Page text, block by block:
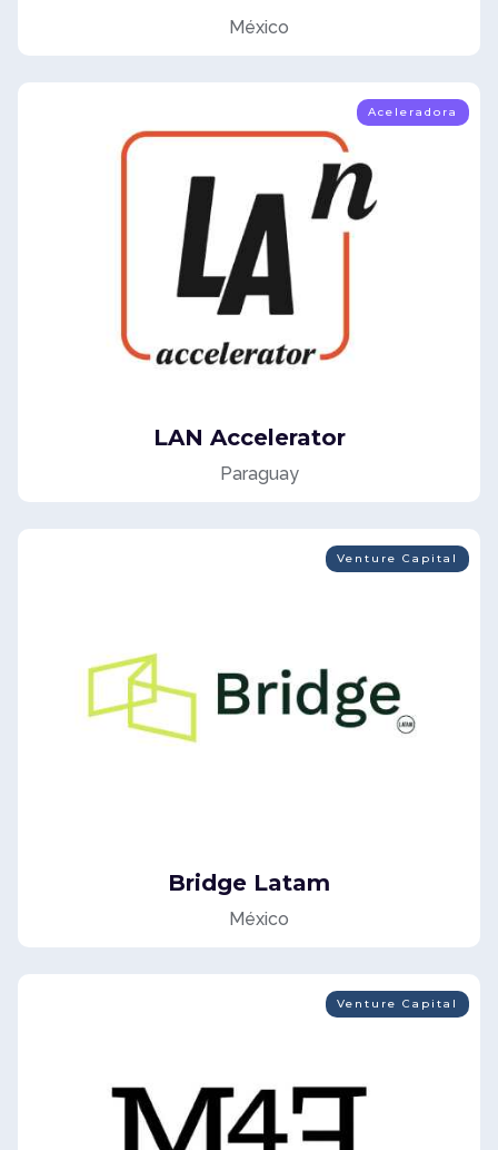
México
Aceleradora
LAN Accelerator
Paraguay
Venture Capital
Bridge Latam
México
Venture Capital